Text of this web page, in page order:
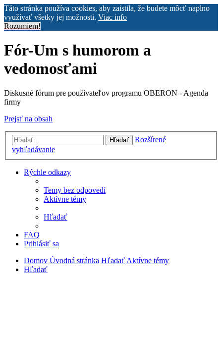
Táto stránka používa cookies, aby zaistila, že budete môcť naplno
využívať všetky jej možnosti. Viac info
Rozumiem!
Fór-Um s humorom a
vedomosťami
Diskusné fórum pre používateľov programu OBERON - Agenda
firmy
Prejsť na obsah
Hľadať
Rozšírené
vyhľadávanie
Rýchle odkazy
Temy bez odpovedí
Aktívne témy
Hľadať
FAQ
Prihlásiť sa
Domov Úvodná stránka HľadaťAktívne témy
Hľadať